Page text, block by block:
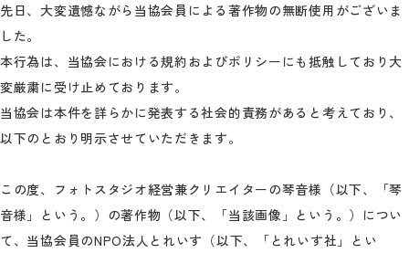
先日、大変遺憾ながら当協会員による著作物の無断使用がございま
した。
本行為は、当協会における規約およびポリシーにも抵触しており大
変厳粛に受け止めております。
当協会は本件を詳らかに発表する社会的責務があると考えており、
以下のとおり明示させていただきます。
この度、フォトスタジオ経営兼クリエイターの琴音様（以下、「琴
音様」という。）の著作物（以下、「当該画像」という。）につい
て、当協会員のNPO法人とれいす（以下、「とれいす社」とい